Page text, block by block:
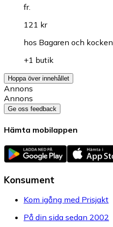
fr.
121 kr
hos Bagaren och kocken
+1 butik
Hoppa över innehållet
Annons
Annons
Ge oss feedback
Hämta mobilappen
Konsument
Kom igång med Prisjakt
På din sida sedan 2002